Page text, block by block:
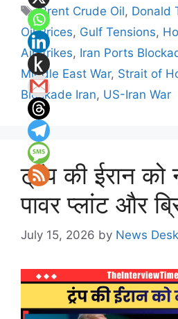
Tags
Brent Crude Oil, Donald
Oil Prices, Gulf Tensions,
Airstrikes, Iran Ports
Middle East War, Strait of
Blockade Iran, US-Iran War
ट्रंप की ईरान को
पावर प्लांट और
July 15, 2026 by News Desk